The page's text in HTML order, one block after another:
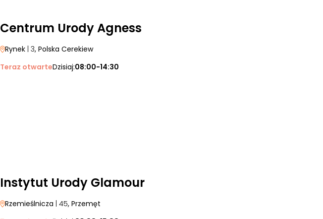
Centrum Urody Agness
Rynek | 3, Polska Cerekiew
Teraz otwarteDzisiaj:08:00-14:30
Instytut Urody Glamour
Rzemieślnicza | 45, Przemęt